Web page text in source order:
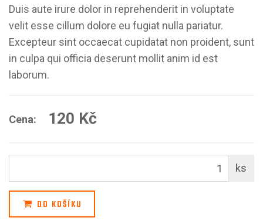
Duis aute irure dolor in reprehenderit in voluptate
velit esse cillum dolore eu fugiat nulla pariatur.
Excepteur sint occaecat cupidatat non proident, sunt
in culpa qui officia deserunt mollit anim id est
laborum.
Cena: 120 Kč
ks
DO KOŠÍKU